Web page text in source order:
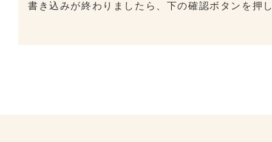
書き込みが終わりましたら、下の確認ボタンを押